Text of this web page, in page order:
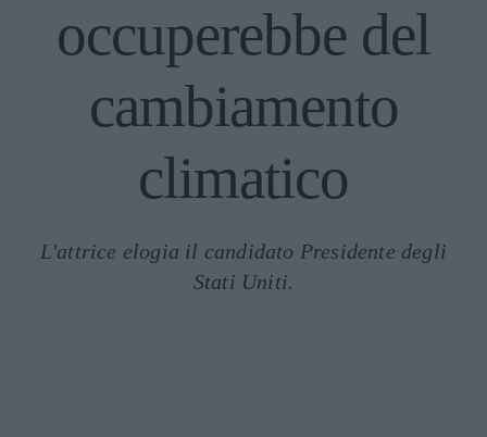
occuperebbe del
cambiamento
climatico
L'attrice elogia il candidato Presidente degli
Stati Uniti.